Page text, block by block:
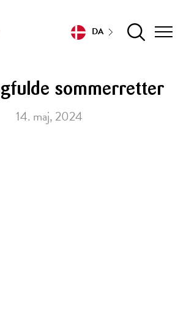
DA
sommerretter
14. maj, 2024